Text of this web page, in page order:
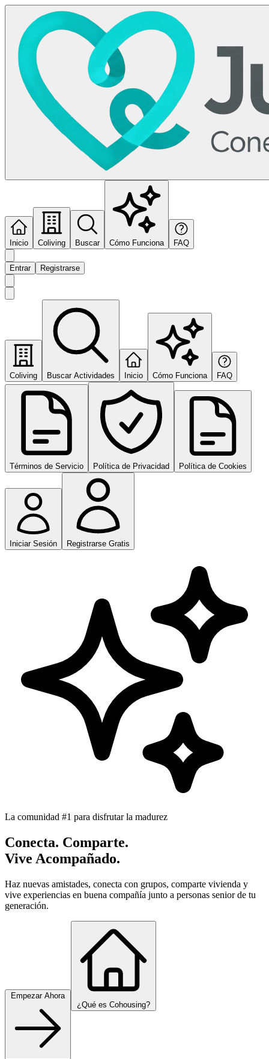
Inicio Coliving Buscar Cómo Funciona FAQ
Entrar Registrarse
Coliving Buscar Actividades Inicio Cómo Funciona FAQ
Términos de Servicio Política de Privacidad Política de Cookies
Iniciar Sesión Registrarse Gratis
La comunidad #1 para disfrutar la madurez
Conecta. Comparte.
Vive Acompañado.
Haz nuevas amistades, conecta con grupos, comparte vivienda y
vive experiencias en buena compañía junto a personas senior de tu
generación.
¿Qué es Cohousing?